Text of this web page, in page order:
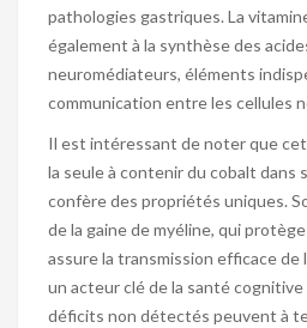
pathologies gastriques. La
également à la synthèse des
neuromédiateurs, éléments
communication entre les cellules
Il est intéressant de noter que
la seule à contenir du cobalt dans
confère des propriétés uniques.
de la gaine de myéline, qui
assure la transmission efficace de
un acteur clé de la santé
déficits non détectés peuvent à